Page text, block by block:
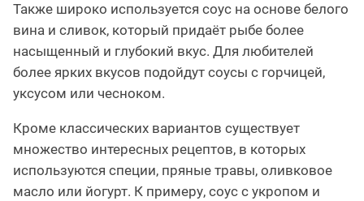
Также широко используется соус на основе белого
вина и сливок, который придаёт рыбе более
насыщенный и глубокий вкус. Для любителей
более ярких вкусов подойдут соусы с горчицей,
уксусом или чесноком.
Кроме классических вариантов существует
множество интересных рецептов, в которых
используются специи, пряные травы, оливковое
масло или йогурт. К примеру, соус с укропом и